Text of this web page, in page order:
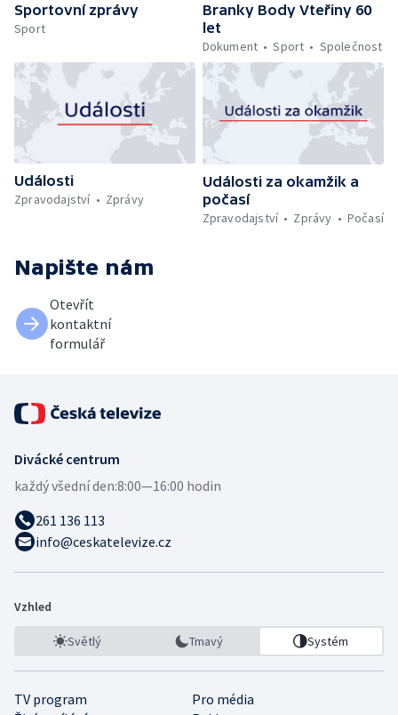
Sportovní zprávy
Sport
Branky Body Vteřiny 60
let
Dokument
Sport Společnost
Události
Zpravodajství
Zprávy
Události za okamžik a
počasí
Zpravodajství
Zprávy Počasí
Napište nám
Otevřít
kontaktní
formulář
Divácké centrum
každý všední den:8:00—16:00 hodin
261 136 113
info@ceskatelevize.cz
Vzhled
Světlý Tmavý Systém
TV program
Pro média